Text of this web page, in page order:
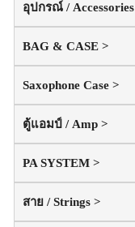
อุปกรณ์ / Accessories
BAG & CASE >
Saxophone Case >
ตู้แอมป์ / Amp >
PA SYSTEM >
สาย / Strings >